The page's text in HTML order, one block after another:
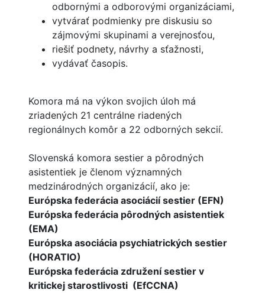
odbornými a odborovými organizáciami,
vytvárať podmienky pre diskusiu so
zájmovými skupinami a verejnosťou,
riešiť podnety, návrhy a sťažnosti,
vydávať časopis.
Komora má na výkon svojich úloh má
zriadených 21 centrálne riadených
regionálnych komôr a 22 odborných sekcií.
Slovenská komora sestier a pôrodných
asistentiek je členom významných
medzinárodných organizácií, ako je:
Európska federácia asociácií sestier (EFN)
Európska federácia pôrodných asistentiek
(EMA)
Európska asociácia psychiatrických sestier
(HORATIO)
Európska federácia združení sestier v
kritickej starostlivosti (EfCCNA)